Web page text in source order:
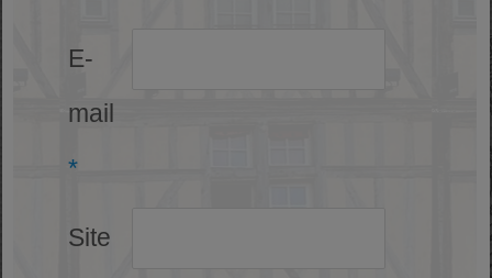
E-
mail
*
Site